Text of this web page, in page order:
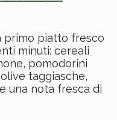
primo piatto fresco
minuti: cereali
pomodorini
taggiasche,
una nota fresca di